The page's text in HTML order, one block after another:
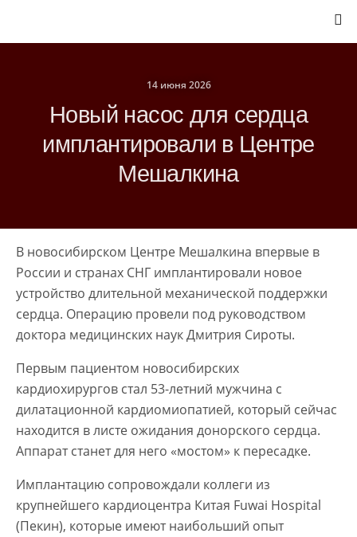
14 июня 2026
Новый насос для сердца
имплантировали в Центре
Мешалкина
В новосибирском Центре Мешалкина впервые в
России и странах СНГ имплантировали новое
устройство длительной механической поддержки
сердца. Операцию провели под руководством
доктора медицинских наук Дмитрия Сироты.
Первым пациентом новосибирских
кардиохирургов стал 53-летний мужчина с
дилатационной кардиомиопатией, который сейчас
находится в листе ожидания донорского сердца.
Аппарат станет для него «мостом» к пересадке.
Имплантацию сопровождали коллеги из
крупнейшего кардиоцентра Китая Fuwai Hospital
(Пекин), которые имеют наибольший опыт